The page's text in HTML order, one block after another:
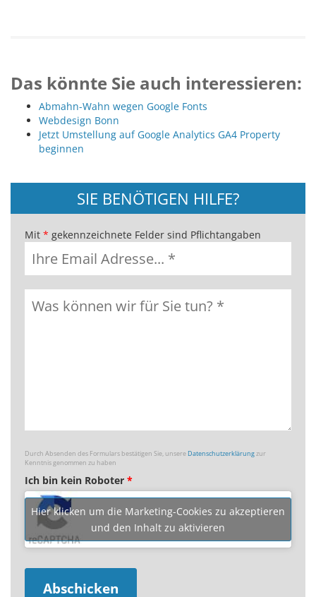
Das könnte Sie auch interessieren:
Abmahn-Wahn wegen Google Fonts
Webdesign Bonn
Jetzt Umstellung auf Google Analytics GA4 Property
beginnen
SIE BENÖTIGEN HILFE?
Mit * gekennzeichnete Felder sind Pflichtangaben
Durch Absenden des Formulars bestätigen Sie, unsereDatenschutzerklärungzur
Kenntnis genommen zu haben
Ich bin kein Roboter *
Hier klicken um die Marketing-Cookies zu akzeptieren
und den Inhalt zu aktivieren